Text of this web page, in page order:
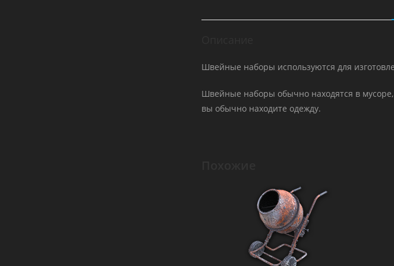
Швейные наборы используются для
Швейные наборы обычно находятся в мусоре,
вы обычно находите одежду.